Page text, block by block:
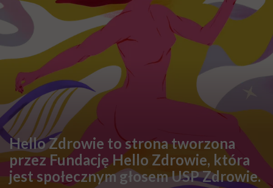
Hello Zdrowie to strona tworzona
przez Fundację Hello Zdrowie, która
jest społecznym głosem USP Zdrowie.